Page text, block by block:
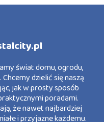
świat domu, ogrodu,
dzielić się naszą
jak w prosty sposób
poradami.
że nawet najbardziej
i przyjazne każdemu.